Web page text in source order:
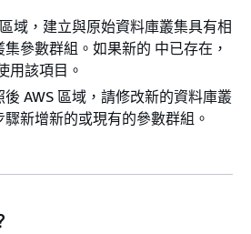
域，建立與原始資料庫叢集具有相
參數群組。如果新的 中已存在，
用該項目。
AWS 區域，請修改新的資料庫叢
新增新的或現有的參數群組。